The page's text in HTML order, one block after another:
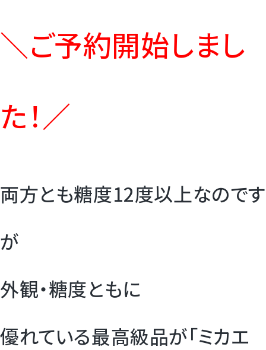
＼ご予約開始しまし
た！／
両方とも糖度12度以上なのです
が
外観・糖度ともに
優れている最高級品が「ミカエ